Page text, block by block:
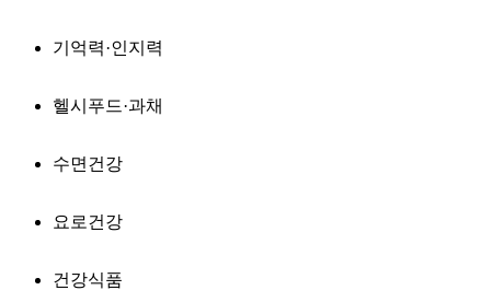
기억력·인지력
헬시푸드·과채
수면건강
요로건강
건강식품